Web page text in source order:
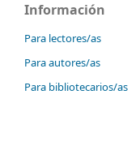
Información
Para lectores/as
Para autores/as
Para bibliotecarios/as